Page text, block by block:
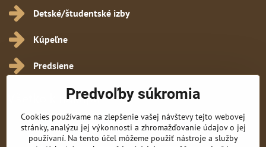
Detské/študentské izby
Kúpeľne
Predsiene
Všetko k nákupu
Obchodné podmienky
Predvoľby súkromia
Cookies používame na zlepšenie vašej návštevy tejto webovej
stránky, analýzu jej výkonnosti a zhromažďovanie údajov o jej
používaní. Na tento účel môžeme použiť nástroje a služby